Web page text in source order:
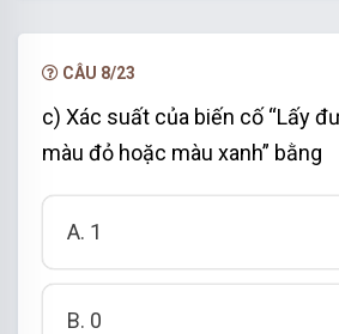
“Lấy được quả bóng màu xanh”
Vậy xác suất của biến cố cố
CÂU 8/23
c) Xác suất của biến cố “Lấy
màu đỏ hoặc màu xanh” bằng
A. 1
B. 0